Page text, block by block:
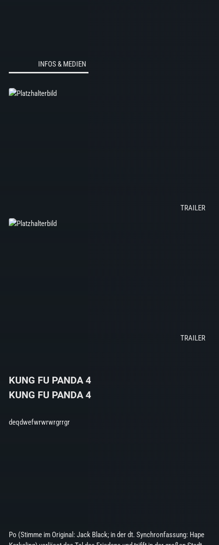
INFOS & MEDIEN
KUNG FU PANDA 4
KUNG FU PANDA 4
deqdwefwrwrwrgrrgr
Po (Stimme im Original: Jack Black; in der dt. Synchronfassung: Hape